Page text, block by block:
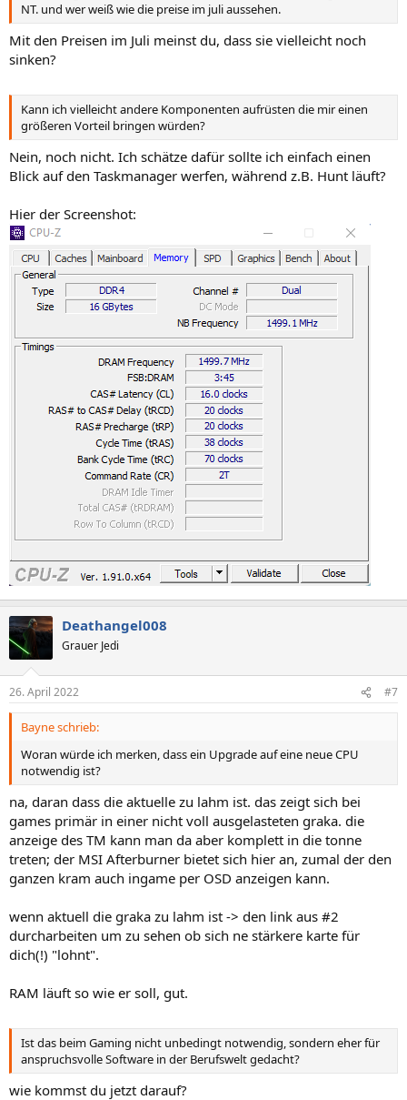
NT. und wer weiß wie die preise im juli aussehen.
Mit den Preisen im Juli meinst du, dass sie vielleicht noch
sinken?
Kann ich vielleicht andere Komponenten aufrüsten die mir einen
größeren Vorteil bringen würden?
Nein, noch nicht. Ich schätze dafür sollte ich einfach einen
Blick auf den Taskmanager werfen, während z.B. Hunt läuft?
Hier der Screenshot:
Deathangel008
Grauer Jedi
26. April 2022 #7
Bayne schrieb:
Woran würde ich merken, dass ein Upgrade auf eine neue CPU
notwendig ist?
na, daran dass die aktuelle zu lahm ist. das zeigt sich bei
games primär in einer nicht voll ausgelasteten graka. die
anzeige des TM kann man da aber komplett in die tonne
treten; der MSI Afterburner bietet sich hier an, zumal der den
ganzen kram auch ingame per OSD anzeigen kann.
wenn aktuell die graka zu lahm ist -> den link aus #2
durcharbeiten um zu sehen ob sich ne stärkere karte für
dich(!) "lohnt".
RAM läuft so wie er soll, gut.
Ist das beim Gaming nicht unbedingt notwendig, sondern eher für
anspruchsvolle Software in der Berufswelt gedacht?
wie kommst du jetzt darauf?